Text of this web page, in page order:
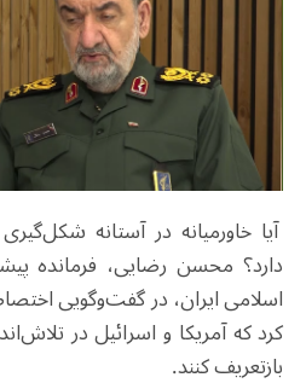
آیا خاورمیانه در آستانه
دارد؟ محسن رضایی، فرمانده
کرد که آمریکا و اسرائیل در
بازتعریف کنند.